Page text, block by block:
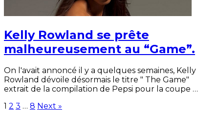
Kelly Rowland se prête
malheureusement au “Game”.
On l'avait annoncé il y a quelques semaines, Kelly
Rowland dévoile désormais le titre " The Game"
extrait de la compilation de Pepsi pour la coupe …
1 2 3 … 8 Next »